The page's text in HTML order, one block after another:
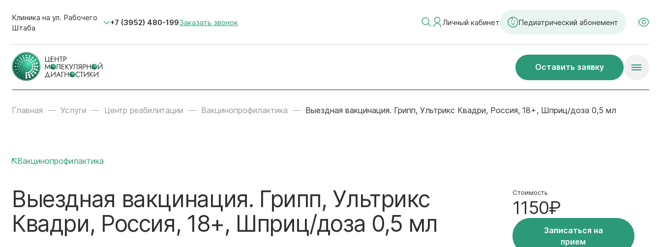
Клиника на ул. Рабочего
Штаба
+7 (3952) 480-199Заказать звонок Личный кабинет Педиатрический абонемент
Оставить заявку
Главная Услуги Центр реабилитации Вакцинопрофилактика Выездная вакцинация. Грипп, Ультрикс Квадри, Россия, 18+, Шприц/доза 0,5 мл
Вакцинопрофилактика
Выездная вакцинация. Грипп, Ультрикс
Квадри, Россия, 18+, Шприц/доза 0,5 мл
Стоимость
1150₽
Записаться на
прием